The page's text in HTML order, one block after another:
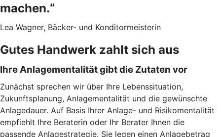
machen.“
Lea Wagner, Bäcker- und Konditormeisterin
Gutes Handwerk zahlt sich aus
Ihre Anlagementalität gibt die Zutaten vor
Zunächst sprechen wir über Ihre Lebenssituation,
Zukunftsplanung, Anlagementalität und die gewünschte
Anlagedauer. Auf Basis Ihrer Anlage- und Risikomentalität
empfiehlt Ihre Beraterin oder Ihr Berater Ihnen die
passende Anlagestrategie. Sie legen einen Anlagebetrag